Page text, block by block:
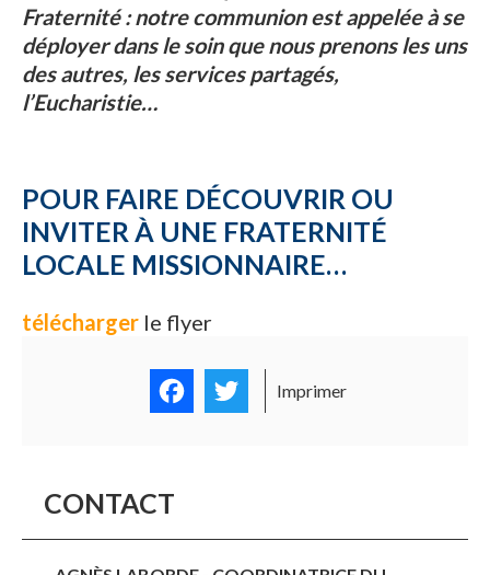
Fraternité : notre communion est appelée à se
déployer dans le soin que nous prenons les uns
des autres, les services partagés,
l’Eucharistie…
POUR FAIRE DÉCOUVRIR OU
INVITER À UNE FRATERNITÉ
LOCALE MISSIONNAIRE…
télécharger le flyer
FacebookTwitter
Imprimer
CONTACT